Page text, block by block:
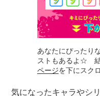
あなたにぴったり
ストもあるよ☆
ページを下にスク
気になったキャラやシ